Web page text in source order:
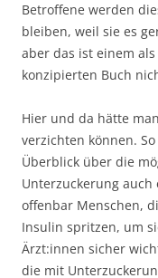
Betroffene werden
bleiben, weil sie es
aber das ist einem
konzipierten Buch
Hier und da hätte
verzichten können.
Überblick über die
Unterzuckerung auch
offenbar Menschen,
Insulin spritzen, um
Ärzt:innen sicher
die mit